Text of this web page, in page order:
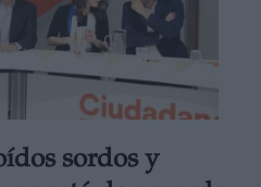
sordos y